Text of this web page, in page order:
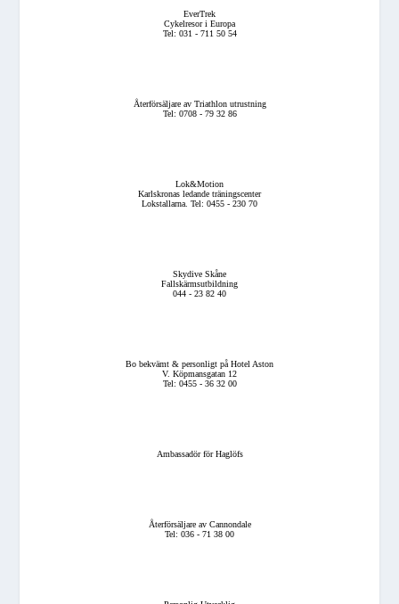
EverTrek
Cykelresor i Europa
Tel: 031 - 711 50 54
Återförsäljare av Triathlon utrustning
Tel: 0708 - 79 32 86
Lok&Motion
Karlskronas ledande träningscenter
Lokstallarna. Tel: 0455 - 230 70
Skydive Skåne
Fallskärmsutbildning
044 - 23 82 40
Bo bekvämt & personligt på Hotel Aston
V. Köpmansgatan 12
Tel: 0455 - 36 32 00
Ambassadör för Haglöfs
Återförsäljare av Cannondale
Tel: 036 - 71 38 00